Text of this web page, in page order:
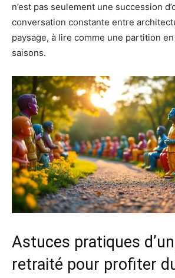
n’est pas seulement une succession
conversation constante entre
paysage, à lire comme une partition
saisons.
Astuces pratiques
retraité pour profiter